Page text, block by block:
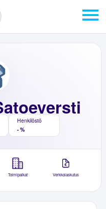
Henkilöstö
- %
Toimipaikat Verkkolaskutus